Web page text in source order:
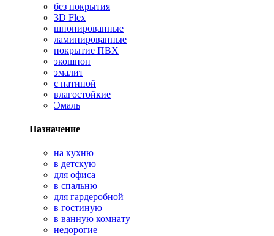
без покрытия
3D Flex
шпонированные
ламинированные
покрытие ПВХ
экошпон
эмалит
с патиной
влагостойкие
Эмаль
Назначение
на кухню
в детскую
для офиса
в спальню
для гардеробной
в гостиную
в ванную комнату
недорогие